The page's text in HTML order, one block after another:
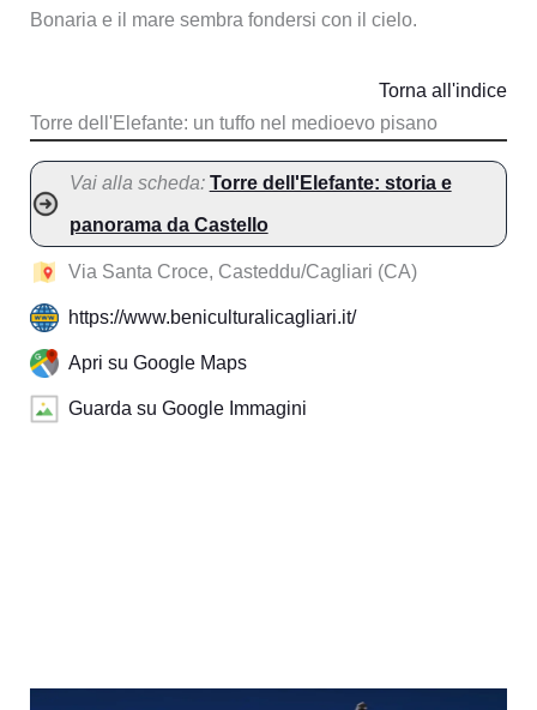
Bonaria e il mare sembra fondersi con il cielo.
Torre dell'Elefante: un tuffo nel medioevo pisano
Torna all'indice
Vai alla scheda: Torre dell'Elefante: storia e
panorama da Castello
Via Santa Croce, Casteddu/Cagliari (CA)
https://www.beniculturalicagliari.it/
Apri su Google Maps
Guarda su Google Immagini